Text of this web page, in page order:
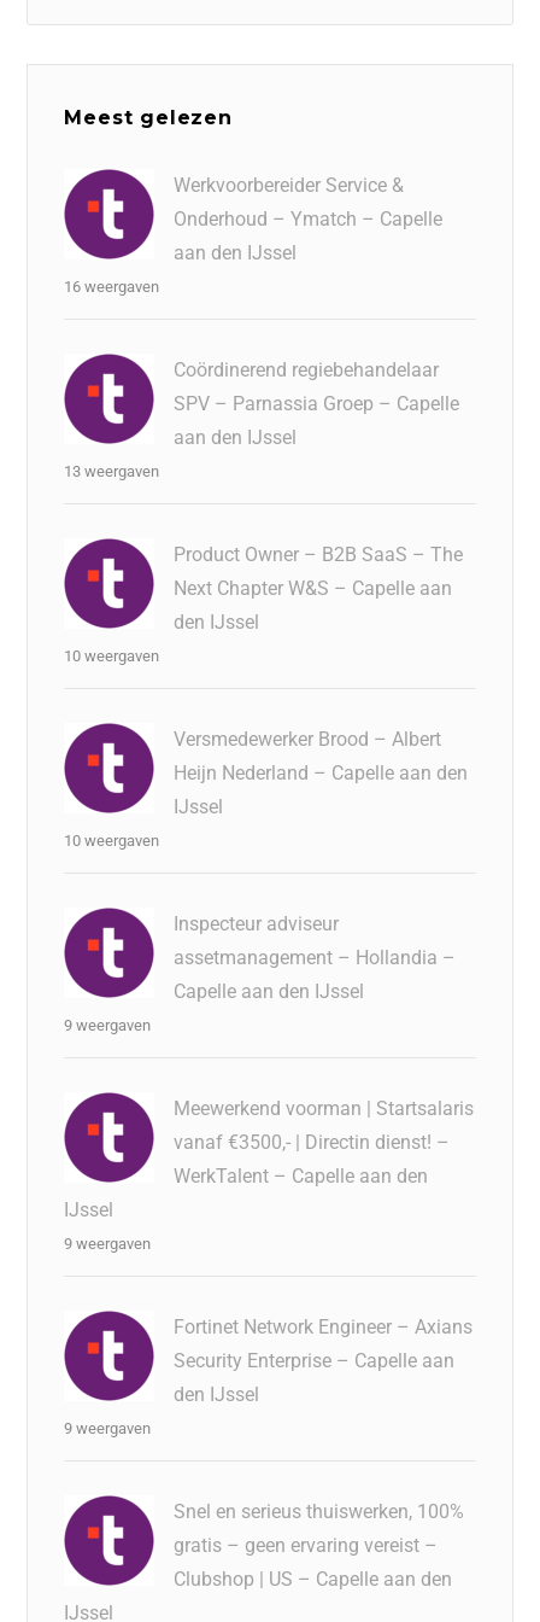
Meest gelezen
Werkvoorbereider Service &
Onderhoud – Ymatch – Capelle
aan den IJssel
16 weergaven
Coördinerend regiebehandelaar
SPV – Parnassia Groep – Capelle
aan den IJssel
13 weergaven
Product Owner – B2B SaaS – The
Next Chapter W&S – Capelle aan
den IJssel
10 weergaven
Versmedewerker Brood – Albert
Heijn Nederland – Capelle aan den
IJssel
10 weergaven
Inspecteur adviseur
assetmanagement – Hollandia –
Capelle aan den IJssel
9 weergaven
Meewerkend voorman | Startsalaris
vanaf €3500,- | Directin dienst! –
WerkTalent – Capelle aan den
IJssel
9 weergaven
Fortinet Network Engineer – Axians
Security Enterprise – Capelle aan
den IJssel
9 weergaven
Snel en serieus thuiswerken, 100%
gratis – geen ervaring vereist –
Clubshop | US – Capelle aan den
IJssel